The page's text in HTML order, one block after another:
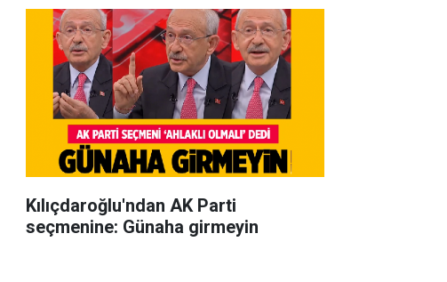
Kılıçdaroğlu'ndan AK Parti
seçmenine: Günaha girmeyin